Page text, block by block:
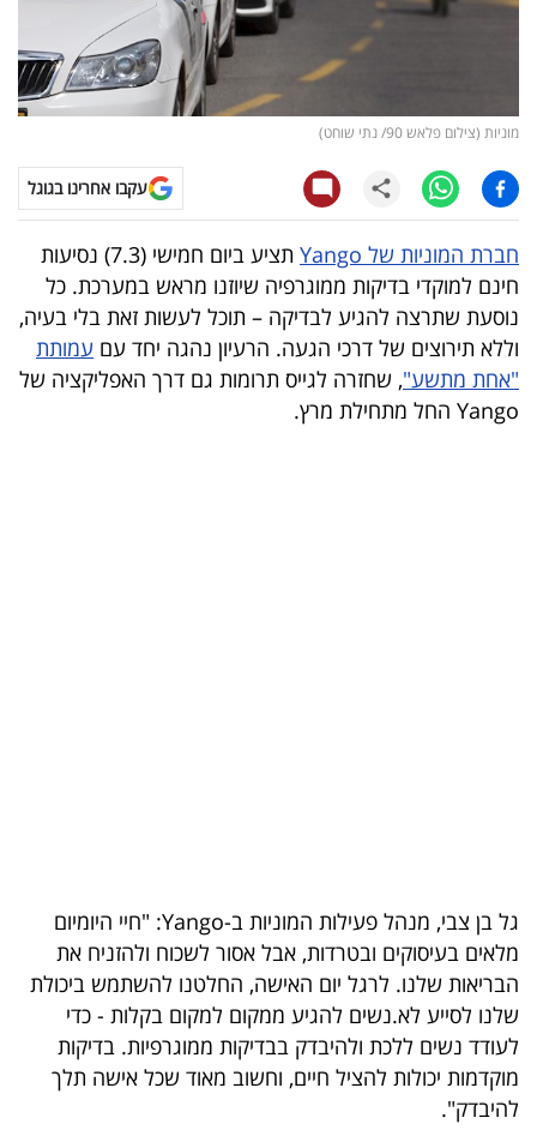
רכילות
קריפטו
ויראלי
טלוויזיה
עסקי
ספורט
קריירה
ולימודים
המילון
הכלכלי
פודקאסט
40
UNDER
מוניות (צילום פלאש 90/ נתי שוחט)
עקבו אחרינו בגוגל
חברת המוניות של Yango
תציע ביום חמישי (7.3) נסיעות
חינם למוקדי בדיקות ממוגרפיה שיוזנו מראש במערכת. כל
נוסעת שתרצה להגיע לבדיקה – תוכל לעשות זאת בלי בעיה,
וללא תירוצים של דרכי הגעה. הרעיון נהגה יחד עם עמותת
"אחת מתשע", שחזרה לגייס תרומות גם דרך האפליקציה של
Yango החל מתחילת מרץ.
גל בן צבי, מנהל פעילות המוניות ב-Yango: "חיי היומיום
מלאים בעיסוקים ובטרדות, אבל אסור לשכוח ולהזניח את
הבריאות שלנו. לרגל יום האישה, החלטנו להשתמש ביכולת
שלנו לסייע לא.נשים להגיע ממקום למקום בקלות - כדי
לעודד נשים ללכת ולהיבדק בבדיקות ממוגרפיות. בדיקות
מוקדמות יכולות להציל חיים, וחשוב מאוד שכל אישה תלך
להיבדק".